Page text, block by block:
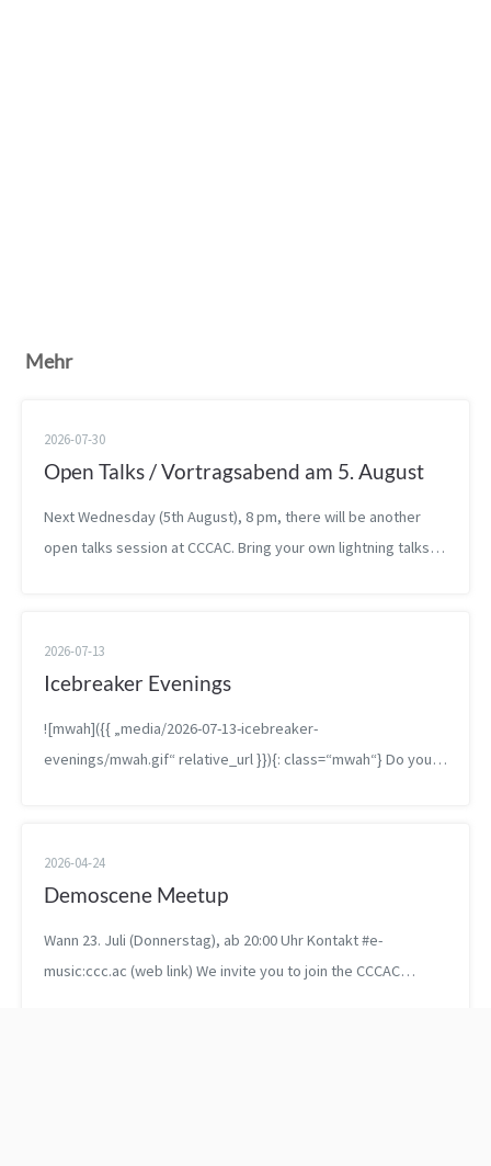
Mehr
2026-07-30
Open Talks / Vortragsabend am 5. August
Next Wednesday (5th August), 8 pm, there will be another
open talks session at CCCAC. Bring your own lightning talks,
2026-07-13
Icebreaker Evenings
![mwah]({{ „media/2026-07-13-icebreaker-
evenings/mwah.gif“ relative_url }}){: class=“mwah“} Do you
2026-04-24
Demoscene Meetup
Wann 23. Juli (Donnerstag), ab 20:00 Uhr Kontakt #e-
music:ccc.ac (web link) We invite you to join the CCCAC